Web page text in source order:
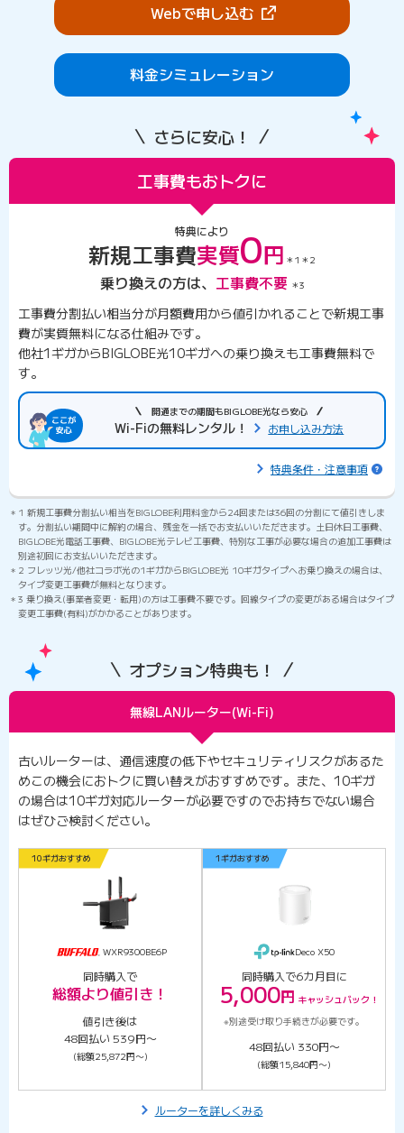
Webで申し込む（新しいタブで開きま
料金シミュレーション
さらに安心！
工事費もおトクに
特典により
新規工事費実質0円 ＊1＊2
乗り換えの方は、 工事費不要 ＊3
工事費分割払い相当分が月額費用から値引かれることで新規工事
費が実質無料になる仕組みです。
他社1ギガからBIGLOBE光10ギガへの乗り換えも工事費無料で
す。
開通までの期間もBIGLOBE光なら安心
Wi-Fiの無料レンタル！ お申し込み方法
特典条件・注意事項
1 新規工事費分割払い相当をBIGLOBE利用料金から24回または36回の分割にて値引きしま
す。分割払い期間中に解約の場合、残金を⼀括でお支払いいただきます。土日休日工事費、
BIGLOBE光電話工事費、BIGLOBE光テレビ工事費、特別な工事が必要な場合の追加工事費は
別途初回にお支払いいただきます。
2 フレッツ光/他社コラボ光の1ギガからBIGLOBE光 10ギガタイプへお乗り換えの場合は、
タイプ変更工事費が無料となります。
3 乗り換え(事業者変更・転用)の方は工事費不要です。回線タイプの変更がある場合はタイプ
変更工事費(有料)がかかることがあります。
オプション特典も！
無線LANルーター(Wi-Fi)
古いルーターは、通信速度の低下やセキュリティリスクがあるた
めこの機会におトクに買い替えがおすすめです。また、10ギガ
の場合は10ギガ対応ルーターが必要ですのでお持ちでない場合
はぜひご検討ください。
10ギガおすすめ
WXR9300BE6P
同時購入で
総額より値引き！
値引き後は
48回払い 539円〜
(総額25,872円〜)
1ギガおすすめ
Deco X50
同時購入で6カ月目に
5,000円 キャッシュバック！
※別途受け取り手続きが必要です。
48回払い 330円〜
(総額15,840円〜)
ルーターを詳しくみる